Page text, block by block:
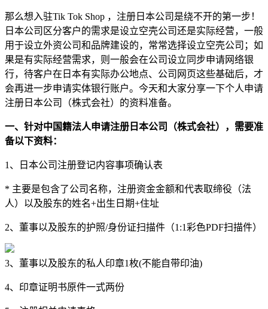
那么想入驻Tik Tok Shop ，注册日本公司是绕不开的第一步！
日本公司区分客户的需求是设立空壳公司还是实际经营，一般
用于设立外资公司和品牌建设的，常常选择设立空壳公司；如
果是有实际经营需求，则一般会在公司设立同步申请网络银
行，待客户在日本有实际办公地点、公司网页这些基础后，才
会再进一步申请实体银行账户。今天和大家分享一下个人申请
注册日本公司（株式会社）的资料准备。
一、针对中国籍法人申请注册日本公司（株式会社），需要准
备以下资料：
1、日本公司注册登记内容事项确认表
* 主要是包含了公司名称，注册资金金额和代表取缔役（法
人）以及股东的姓名+出生日期+住址
2、董事以及股东的护照/身份证扫描件（1:1彩色PDF扫描件）
3、董事以及股东的私人印章1枚(不能自带印油)
4、印章证明书原件一式两份